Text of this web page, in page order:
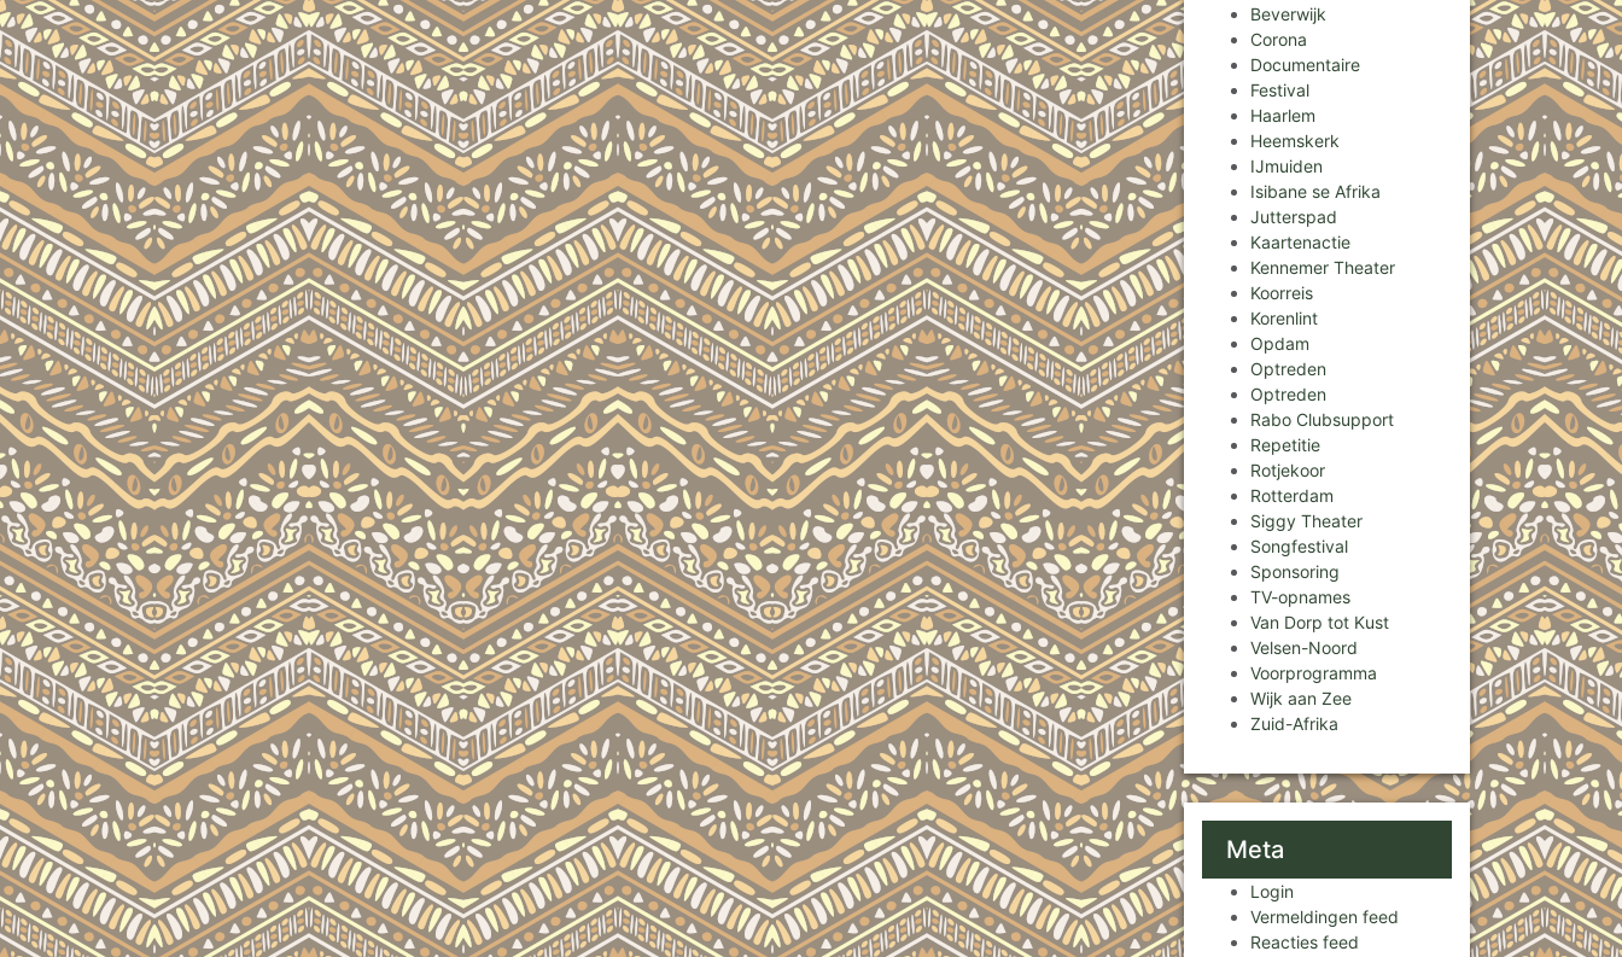
Beverwijk
Corona
Documentaire
Festival
Haarlem
Heemskerk
IJmuiden
Isibane se Afrika
Jutterspad
Kaartenactie
Kennemer Theater
Koorreis
Korenlint
Opdam
Optreden
Optreden
Rabo Clubsupport
Repetitie
Rotjekoor
Rotterdam
Siggy Theater
Songfestival
Sponsoring
TV-opnames
Van Dorp tot Kust
Velsen-Noord
Voorprogramma
Wijk aan Zee
Zuid-Afrika
Meta
Login
Vermeldingen feed
Reacties feed